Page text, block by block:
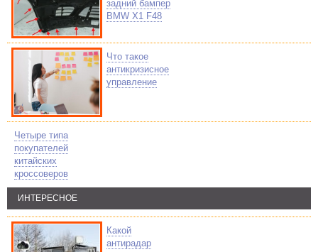
задний бампер
BMW X1 F48
Что такое
антикризисное
управление
Четыре типа
покупателей
китайских
кроссоверов
ИНТЕРЕСНОЕ
Какой
антирадар